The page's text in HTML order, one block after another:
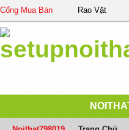
Cổng Mua Bán Rao Vặt